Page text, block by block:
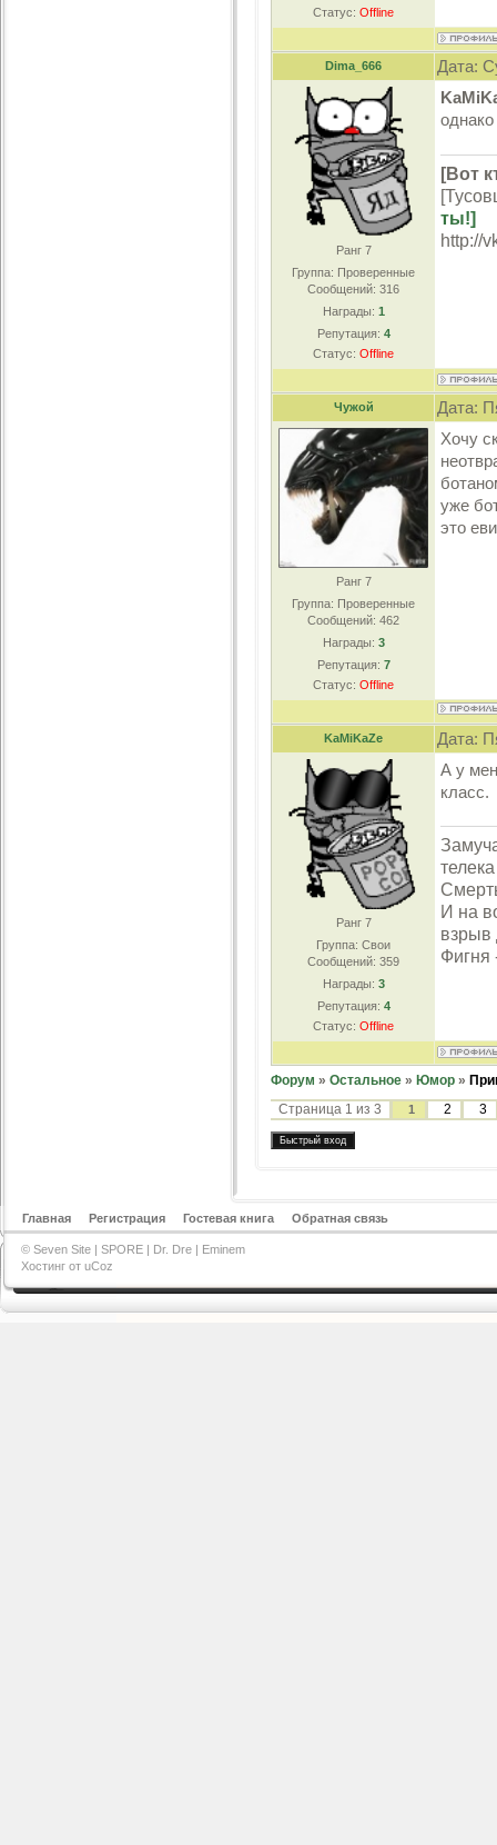
Статус: Offline
Dima_666 Дата:
Ранг 7
Группа: Проверенные
Сообщений: 316
Награды: 1
Репутация: 4
Статус: Offline
однако
[Вот
ты!]
http://
Чужой Дата:
Ранг 7
Группа: Проверенные
Сообщений: 462
Награды: 3
Репутация: 7
Статус: Offline
Хочу
уже
это
KaMiKaZe Дата:
Ранг 7
Группа: Свои
Сообщений: 359
Награды: 3
Репутация: 4
Статус: Offline
А у
класс.
И на
взрыв
Фигня
Форум » Остальное » Юмор »
Страница 1 из 3 1 2 3
Главная Регистрация Гостевая книга Обратная связь
© Seven Site | SPORE | Dr. Dre | Eminem
Хостинг от uCoz